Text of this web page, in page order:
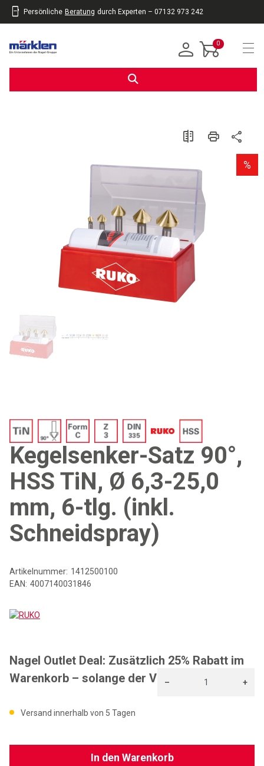
Persönliche Beratung durch Experten – 07132 973 242
0
%
Kegelsenker-Satz 90°,
HSS TiN, Ø 6,3-25,0
mm, 6-tlg. (inkl.
Schneidspray)
Artikelnummer: 1412500100
EAN: 4007140031846
Nagel Outlet Deal: Zusätzlich 25% Rabatt im
Warenkorb – solange der Vorrat reicht!
Versand innerhalb von 5 Tagen
– +
In den Warenkorb